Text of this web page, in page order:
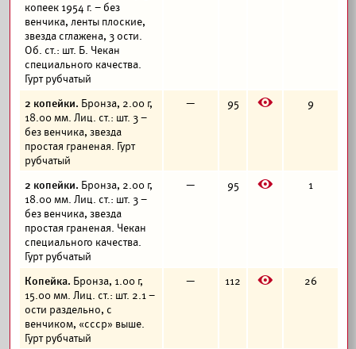
копеек 1954 г. – без
венчика, ленты плоские,
звезда сглажена, 3 ости.
Об. ст.: шт. Б. Чекан
специального качества.
Гурт рубчатый
2 копейки. Бронза, 2.00 г,
18.00 мм. Лиц. ст.: шт. 3 –
без венчика, звезда
простая граненая. Гурт
рубчатый
— 95 E 9
2 копейки. Бронза, 2.00 г,
18.00 мм. Лиц. ст.: шт. 3 –
без венчика, звезда
простая граненая. Чекан
специального качества.
Гурт рубчатый
— 95 E 1
Копейка. Бронза, 1.00 г,
15.00 мм. Лиц. ст.: шт. 2.1 –
ости раздельно, с
венчиком, «ссср» выше.
Гурт рубчатый
— 112 E 26